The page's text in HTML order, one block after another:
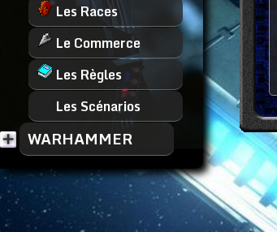
Les Races
Le Commerce
Les Règles
Les Scénarios
WARHAMMER